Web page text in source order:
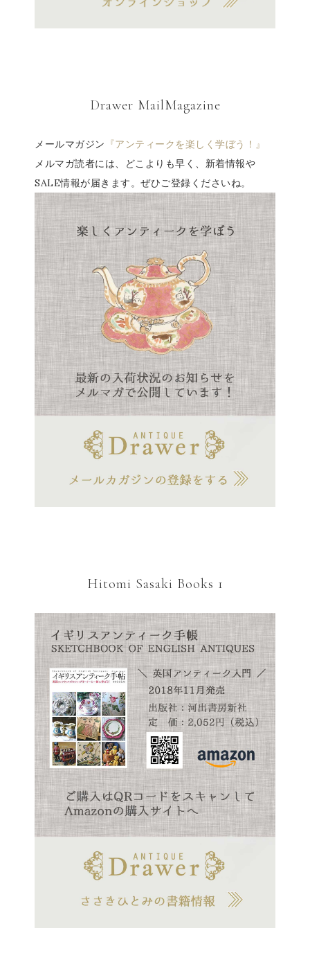
Drawer MailMagazine
メールマガジン 『アンティークを楽しく学ぼう！』
メルマガ読者には、どこよりも早く、新着情報や
SALE情報が届きます。ぜひご登録くださいね。
Hitomi Sasaki Books 1